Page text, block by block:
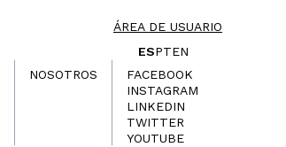
ÁREA DE USUARIO
ESPTEN
NOSOTROS
FACEBOOK
INSTAGRAM
LINKEDIN
TWITTER
YOUTUBE